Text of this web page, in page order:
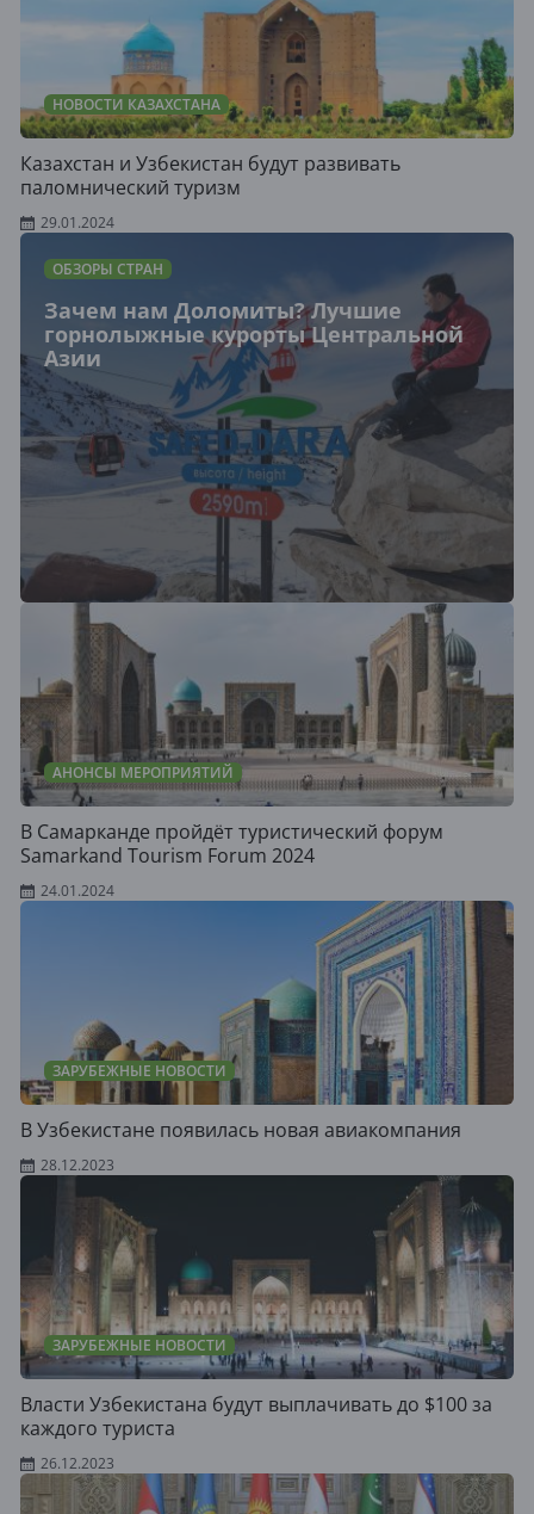
НОВОСТИ КАЗАХСТАНА
Казахстан и Узбекистан будут развивать
паломнический туризм
29.01.2024
ОБЗОРЫ СТРАН
Зачем нам Доломиты? Лучшие
горнолыжные курорты Центральной
Азии
АНОНСЫ МЕРОПРИЯТИЙ
В Самарканде пройдёт туристический форум
Samarkand Tourism Forum 2024
24.01.2024
ЗАРУБЕЖНЫЕ НОВОСТИ
В Узбекистане появилась новая авиакомпания
28.12.2023
ЗАРУБЕЖНЫЕ НОВОСТИ
Власти Узбекистана будут выплачивать до $100 за
каждого туриста
26.12.2023